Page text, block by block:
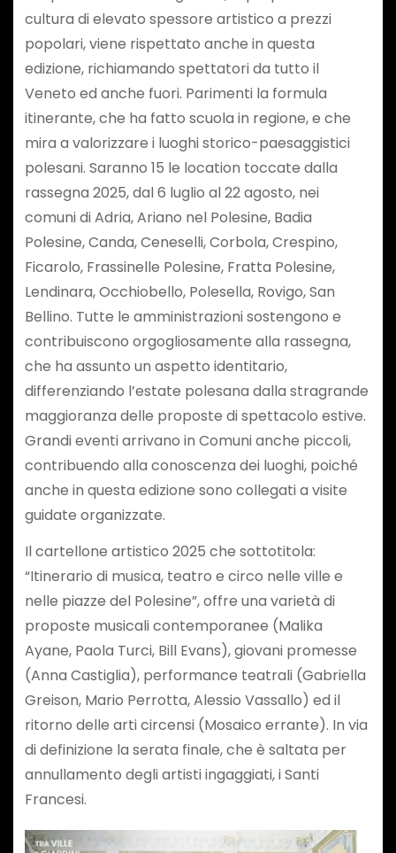
cultura di elevato spessore artistico a prezzi
popolari, viene rispettato anche in questa
edizione, richiamando spettatori da tutto il
Veneto ed anche fuori. Parimenti la formula
itinerante, che ha fatto scuola in regione, e che
mira a valorizzare i luoghi storico-paesaggistici
polesani. Saranno 15 le location toccate dalla
rassegna 2025, dal 6 luglio al 22 agosto, nei
comuni di Adria, Ariano nel Polesine, Badia
Polesine, Canda, Ceneselli, Corbola, Crespino,
Ficarolo, Frassinelle Polesine, Fratta Polesine,
Lendinara, Occhiobello, Polesella, Rovigo, San
Bellino. Tutte le amministrazioni sostengono e
contribuiscono orgogliosamente alla rassegna,
che ha assunto un aspetto identitario,
differenziando l’estate polesana dalla stragrande
maggioranza delle proposte di spettacolo estive.
Grandi eventi arrivano in Comuni anche piccoli,
contribuendo alla conoscenza dei luoghi, poiché
anche in questa edizione sono collegati a visite
guidate organizzate.
Il cartellone artistico 2025 che sottotitola:
“Itinerario di musica, teatro e circo nelle ville e
nelle piazze del Polesine”, offre una varietà di
proposte musicali contemporanee (Malika
Ayane, Paola Turci, Bill Evans), giovani promesse
(Anna Castiglia), performance teatrali (Gabriella
Greison, Mario Perrotta, Alessio Vassallo) ed il
ritorno delle arti circensi (Mosaico errante). In via
di definizione la serata finale, che è saltata per
annullamento degli artisti ingaggiati, i Santi
Francesi.